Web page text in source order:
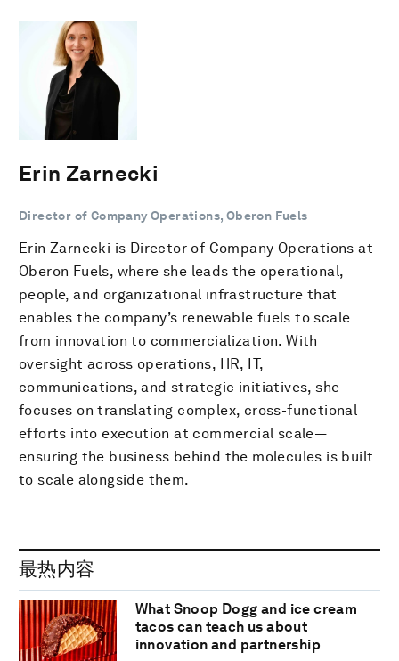
Erin Zarnecki
Director of Company Operations, Oberon Fuels
Erin Zarnecki is Director of Company Operations at
Oberon Fuels, where she leads the operational,
people, and organizational infrastructure that
enables the company’s renewable fuels to scale
from innovation to commercialization. With
oversight across operations, HR, IT,
communications, and strategic initiatives, she
focuses on translating complex, cross-functional
efforts into execution at commercial scale—
ensuring the business behind the molecules is built
to scale alongside them.
最热内容
What Snoop Dogg and ice cream
tacos can teach us about
innovation and partnership